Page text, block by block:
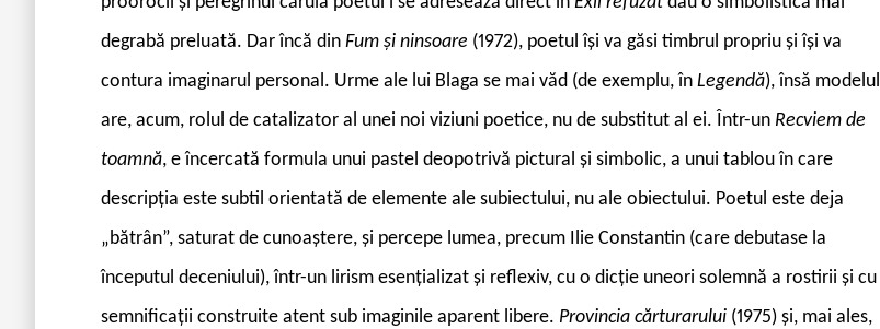
degrabă preluată. Dar încă din Fum și ninsoare (1972), poetul își va găsi timbrul propriu și își va
contura imaginarul personal. Urme ale lui Blaga se mai văd (de exemplu, în Legendă), însă modelul
are, acum, rolul de catalizator al unei noi viziuni poetice, nu de substitut al ei. Într-un Recviem de
toamnă, e încercată formula unui pastel deopotrivă pictural și simbolic, a unui tablou în care
descripția este subtil orientată de elemente ale subiectului, nu ale obiectului. Poetul este deja
„bătrân”, saturat de cunoaștere, și percepe lumea, precum Ilie Constantin (care debutase la
începutul deceniului), într-un lirism esențializat și reflexiv, cu o dicție uneori solemnă a rostirii și cu
semnificații construite atent sub imaginile aparent libere. Provincia cărturarului (1975) și, mai ales,